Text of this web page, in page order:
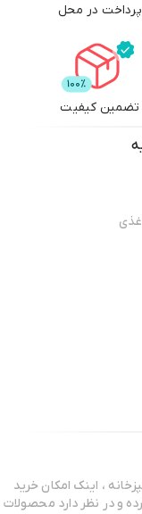
پرداخت در محل
تضمین کیفیت
آشپزخانه ، اینک امکان خرید
و در نظر دارد محصولات